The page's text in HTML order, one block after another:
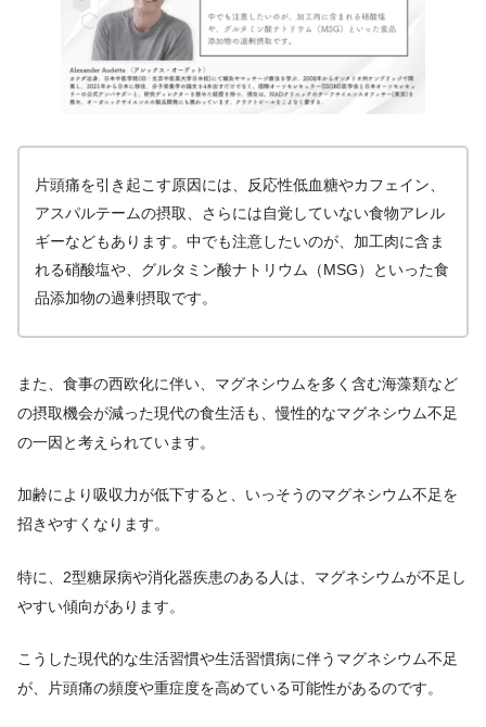
片頭痛を引き起こす原因には、反応性低血糖やカフェイン、
アスパルテームの摂取、さらには自覚していない食物アレル
ギーなどもあります。中でも注意したいのが、加工肉に含ま
れる硝酸塩や、グルタミン酸ナトリウム（MSG）といった食
品添加物の過剰摂取です。
また、食事の西欧化に伴い、マグネシウムを多く含む海藻類など
の摂取機会が減った現代の食生活も、慢性的なマグネシウム不足
の一因と考えられています。
加齢により吸収力が低下すると、いっそうのマグネシウム不足を
招きやすくなります。
特に、2型糖尿病や消化器疾患のある人は、マグネシウムが不足し
やすい傾向があります。
こうした現代的な生活習慣や生活習慣病に伴うマグネシウム不足
が、片頭痛の頻度や重症度を高めている可能性があるのです。